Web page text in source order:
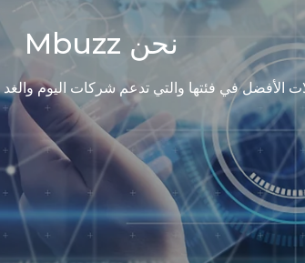
نحن Mbuzz
الأفضل في فئتها والتي تدعم شركات اليوم والغد